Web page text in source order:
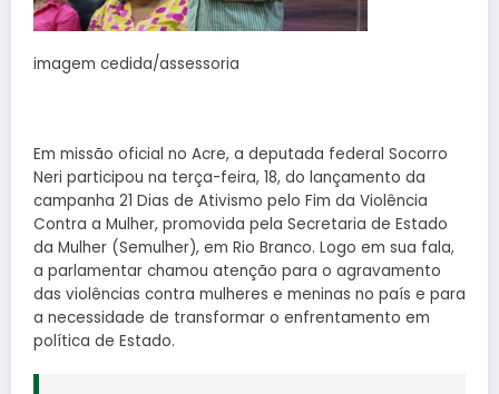
imagem cedida/assessoria
Em missão oficial no Acre, a deputada federal Socorro
Neri participou na terça-feira, 18, do lançamento da
campanha 21 Dias de Ativismo pelo Fim da Violência
Contra a Mulher, promovida pela Secretaria de Estado
da Mulher (Semulher), em Rio Branco. Logo em sua fala,
a parlamentar chamou atenção para o agravamento
das violências contra mulheres e meninas no país e para
a necessidade de transformar o enfrentamento em
política de Estado.